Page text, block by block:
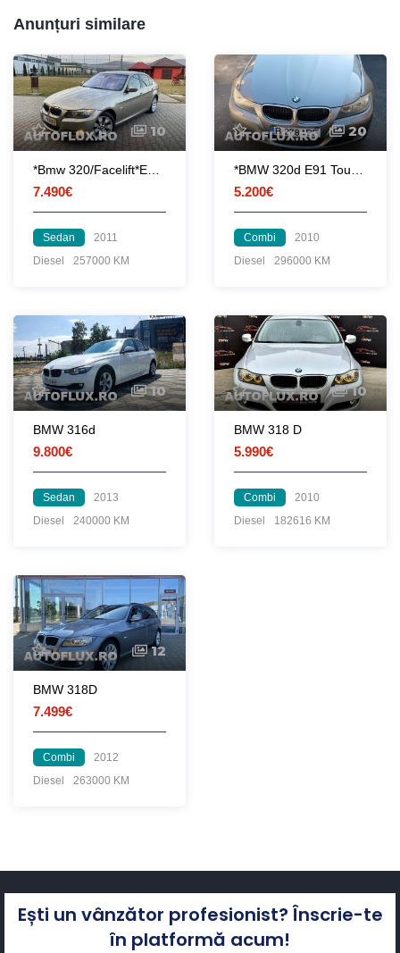
Anunțuri similare
10
7.490€
Sedan
2011
Diesel
257000 KM
20
5.200€
Combi
2010
Diesel
296000 KM
10
BMW 316d
9.800€
Sedan
2013
Diesel
240000 KM
10
BMW 318 D
5.990€
Combi
2010
Diesel
182616 KM
12
BMW 318D
7.499€
Combi
2012
Diesel
263000 KM
Ești un vânzător profesionist? Înscrie-te
în platformă acum!